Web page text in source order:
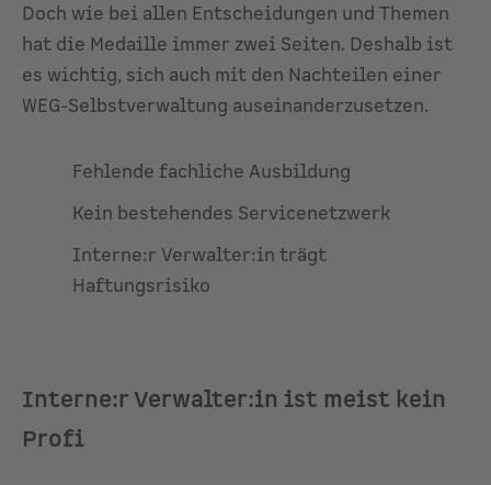
Doch wie bei allen Entscheidungen und Themen
hat die Medaille immer zwei Seiten. Deshalb ist
es wichtig, sich auch mit den Nachteilen einer
WEG-Selbstverwaltung auseinanderzusetzen.
Fehlende fachliche Ausbildung
Kein bestehendes Servicenetzwerk
Interne:r Verwalter:in trägt
Haftungsrisiko
Interne:r Verwalter:in ist meist kein
Profi